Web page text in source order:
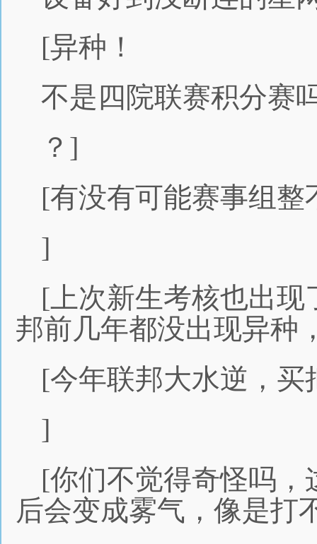
[异种！
不是四院联赛积分赛
？]
[有没有可能赛事组
]
[上次新生考核也出
邦前几年都没出现异种
[今年联邦大水逆，买
]
[你们不觉得奇怪吗
后会变成雾气，像是打